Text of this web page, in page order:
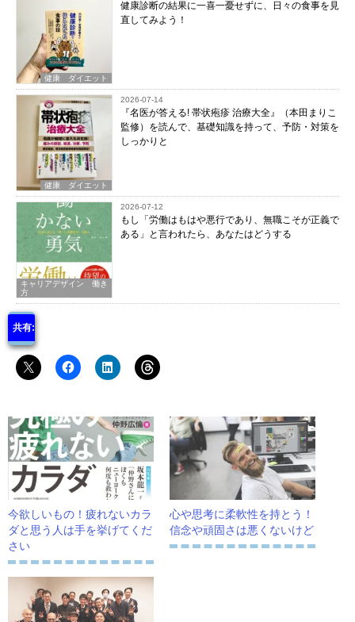
健康 ダイエット
健康診断の結果に一喜一憂せずに、日々の食事を見
直してみよう！
健康 ダイエット
2026-07-14
『名医が答える! 帯状疱疹 治療大全』（本田まりこ
監修）を読んで、基礎知識を持って、予防・対策を
しっかりと
キャリアデザイン 働き
方
2026-07-12
もし「労働はもはや悪行であり、無職こそが正義で
ある」と言われたら、あなたはどうする
共有:
今欲しいもの！疲れないカラ
ダと思う人は手を挙げてくだ
さい
心や思考に柔軟性を持とう！
信念や頑固さは悪くないけど